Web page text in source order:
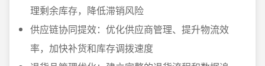
理剩余库存，降低滞销风险
供应链协同提效：优化供应商管理、提升物流效
率，加快补货和库存调拨速度